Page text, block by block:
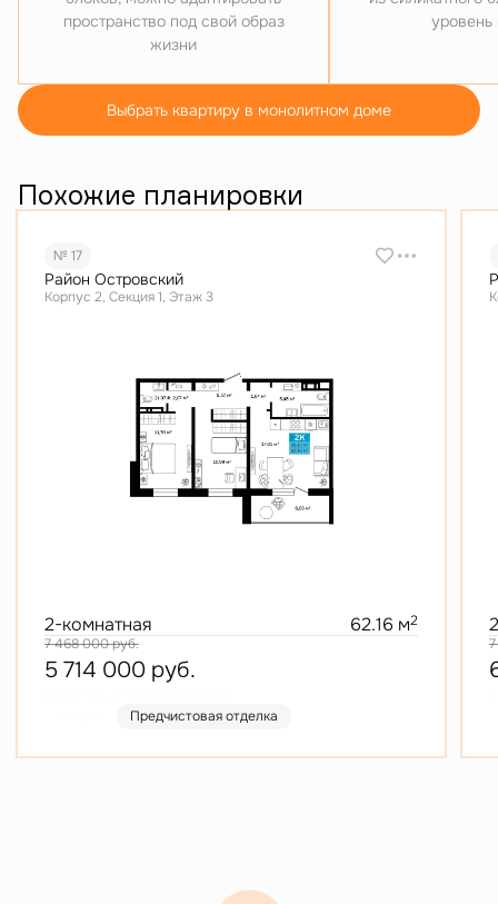
пространство под свой образ
жизни
Выбрать квартиру в монолитном доме
Похожие планировки
№ 17
Район Островский
Корпус 2, Секция 1, Этаж 3
2-комнатная 62.16 м2
7 468 000руб.
5 714 000 руб.
Предчистовая отделка